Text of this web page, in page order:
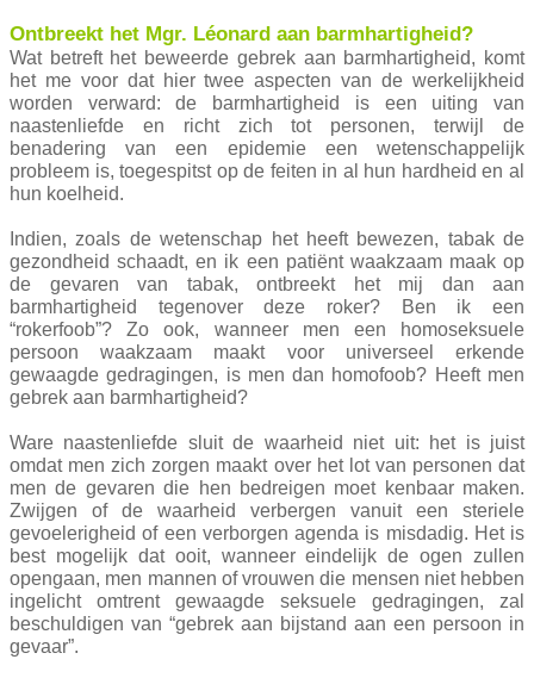
Ontbreekt het Mgr. Léonard aan barmhartigheid?
Wat betreft het beweerde gebrek aan barmhartigheid, komt
het me voor dat hier twee aspecten van de werkelijkheid
worden verward: de barmhartigheid is een uiting van
naastenliefde en richt zich tot personen, terwijl de
benadering van een epidemie een wetenschappelijk
probleem is, toegespitst op de feiten in al hun hardheid en al
hun koelheid.
Indien, zoals de wetenschap het heeft bewezen, tabak de
gezondheid schaadt, en ik een patiënt waakzaam maak op
de gevaren van tabak, ontbreekt het mij dan aan
barmhartigheid tegenover deze roker? Ben ik een
“rokerfoob”? Zo ook, wanneer men een homoseksuele
persoon waakzaam maakt voor universeel erkende
gewaagde gedragingen, is men dan homofoob? Heeft men
gebrek aan barmhartigheid?
Ware naastenliefde sluit de waarheid niet uit: het is juist
omdat men zich zorgen maakt over het lot van personen dat
men de gevaren die hen bedreigen moet kenbaar maken.
Zwijgen of de waarheid verbergen vanuit een steriele
gevoelerigheid of een verborgen agenda is misdadig. Het is
best mogelijk dat ooit, wanneer eindelijk de ogen zullen
opengaan, men mannen of vrouwen die mensen niet hebben
ingelicht omtrent gewaagde seksuele gedragingen, zal
beschuldigen van “gebrek aan bijstand aan een persoon in
gevaar”.